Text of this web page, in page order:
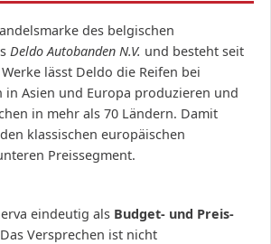
des belgischen
Deldo Autobanden N.V. und besteht seit
lässt Deldo die Reifen bei
in Asien und Europa produzieren und
in mehr als 70 Ländern. Damit
klassischen europäischen
Preissegment.
eindeutig als Budget- und Preis-
Versprechen ist nicht